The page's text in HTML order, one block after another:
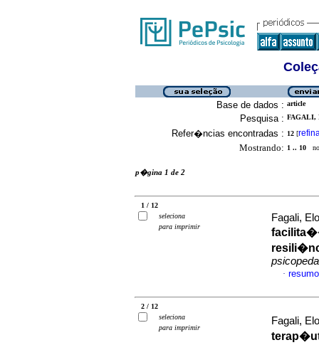
Base de dados : article
Pesquisa : FAGALI,
Refer�ncias encontradas : 12 [
Mostrando: 1 .. 10
p�gina 1 de 2
1 / 12
seleciona
para imprimir
Fagali,
·
2 / 12
seleciona
para imprimir
Fagali,